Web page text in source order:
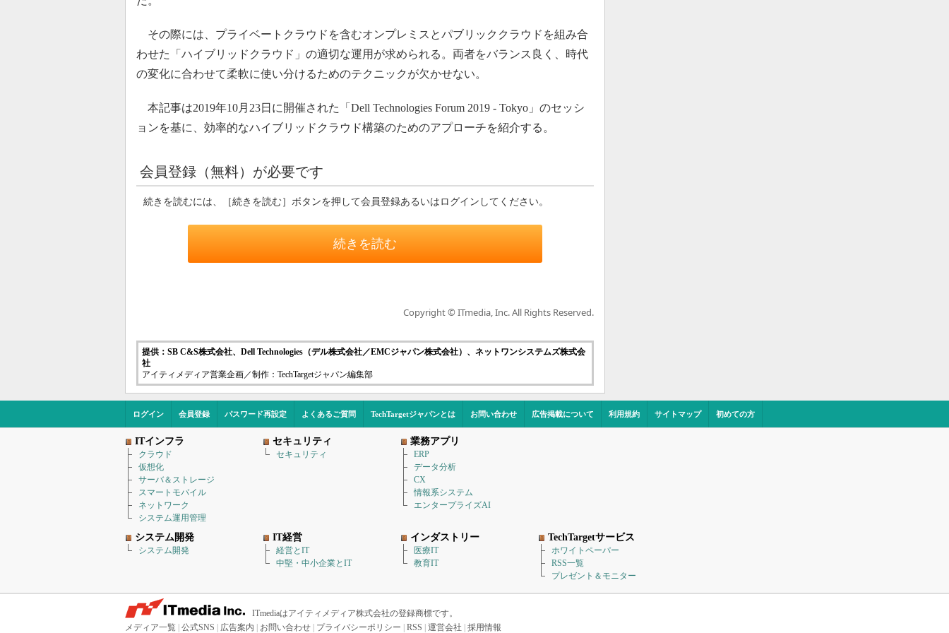
その際には、プライベートクラウドを含むオンプレミスとパブリッククラウドを組み合
わせた「ハイブリッドクラウド」の適切な運用が求められる。両者をバランス良く、時代
の変化に合わせて柔軟に使い分けるためのテクニックが欠かせない。
本記事は2019年10月23日に開催された「Dell Technologies Forum 2019 - Tokyo」のセッシ
ョンを基に、効率的なハイブリッドクラウド構築のためのアプローチを紹介する。
会員登録（無料）が必要です
続きを読むには、［続きを読む］ボタンを押して会員登録あるいはログインしてください。
続きを読む
Copyright © ITmedia, Inc. All Rights Reserved.
提供：SB C&S株式会社、Dell Technologies（デル株式会社／EMCジャパン株式会社）、ネットワンシステムズ株式会
社
アイティメディア営業企画／制作：TechTargetジャパン編集部
ログイン 会員登録 パスワード再設定 よくあるご質問 TechTargetジャパンとは お問い合わせ 広告掲載について 利用規約 サイトマップ 初めての方
ITインフラ
クラウド
仮想化
サーバ＆ストレージ
スマートモバイル
ネットワーク
システム運用管理
セキュリティ
セキュリティ
業務アプリ
ERP
データ分析
CX
情報系システム
エンタープライズAI
システム開発
システム開発
IT経営
経営とIT
中堅・中小企業とIT
インダストリー
医療IT
教育IT
TechTargetサービス
ホワイトペーパー
RSS一覧
プレゼント＆モニター
ITmediaはアイティメディア株式会社の登録商標です。
メディア一覧 公式SNS 広告案内 お問い合わせ プライバシーポリシー RSS 運営会社 採用情報